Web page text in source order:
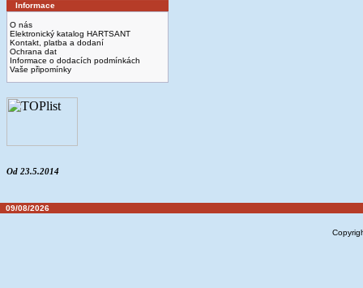
Informace
O nás
Elektronický katalog HARTSANT
Kontakt, platba a dodaní
Ochrana dat
Informace o dodacích podmínkách
Vaše připomínky
Od 23.5.2014
09/08/2026